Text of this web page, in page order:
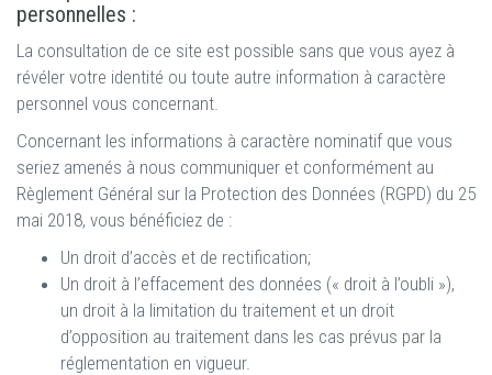
personnelles :
La consultation de ce site est possible sans que vous ayez à
révéler votre identité ou toute autre information à caractère
personnel vous concernant.
Concernant les informations à caractère nominatif que vous
seriez amenés à nous communiquer et conformément au
Règlement Général sur la Protection des Données (RGPD) du 25
mai 2018, vous bénéficiez de :
Un droit d’accès et de rectification;
Un droit à l’effacement des données (« droit à l’oubli »),
un droit à la limitation du traitement et un droit
d’opposition au traitement dans les cas prévus par la
réglementation en vigueur.